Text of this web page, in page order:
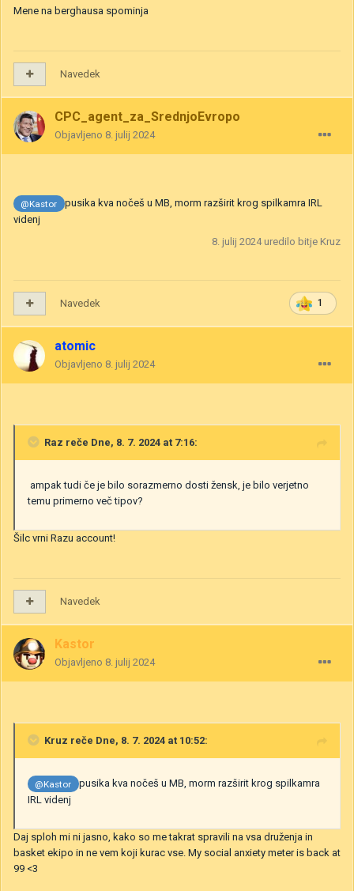
Mene na berghausa spominja
Navedek
CPC_agent_za_SrednjoEvropo
Objavljeno 8. julij 2024
@Kastor
pusika kva nočeš u MB, morm razširit krog spilkamra IRL
videnj
8. julij 2024uredilo bitje Kruz
1
Navedek
atomic
Objavljeno 8. julij 2024
Raz reče Dne, 8. 7. 2024 at 7:16:
ampak tudi če je bilo sorazmerno dosti žensk, je bilo verjetno
temu primerno več tipov?
Šilc vrni Razu account!
Navedek
Kastor
Objavljeno 8. julij 2024
Kruz reče Dne, 8. 7. 2024 at 10:52:
@Kastor
pusika kva nočeš u MB, morm razširit krog spilkamra
IRL videnj
Daj sploh mi ni jasno, kako so me takrat spravili na vsa druženja in
basket ekipo in ne vem koji kurac vse. My social anxiety meter is back at
99 <3